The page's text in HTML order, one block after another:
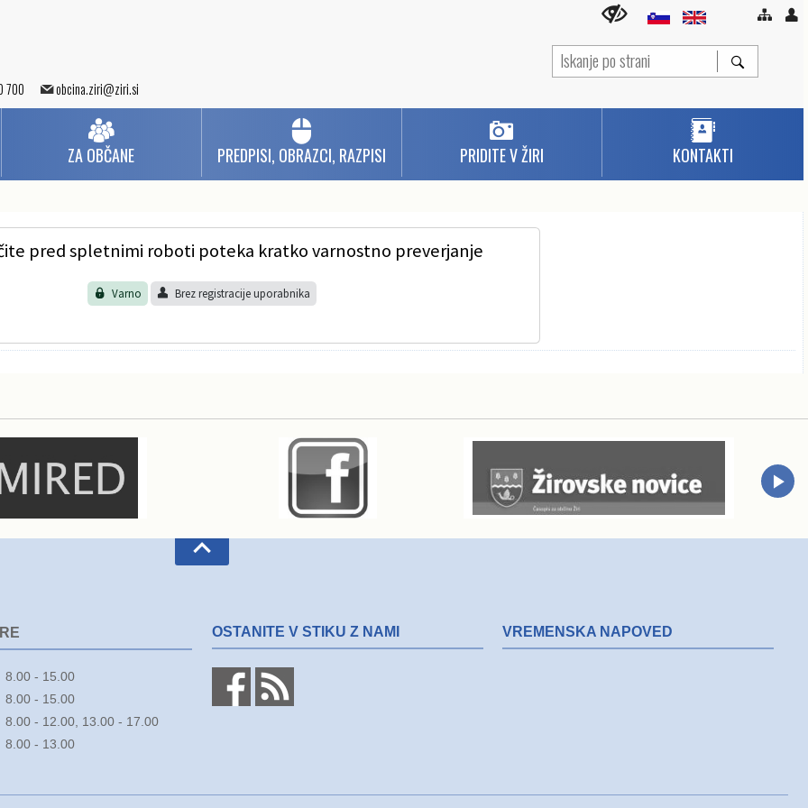
700 obcina.ziri@ziri.si
ZA OBČANE PREDPISI, OBRAZCI, RAZPISI PRIDITE V ŽIRI KONTAKTI
pred spletnimi roboti poteka kratko varnostno preverjanje
Varno Brez registracije uporabnika
8.00 - 15.00
8.00 - 15.00
8.00 - 12.00, 13.00 - 17.00
8.00 - 13.00
OSTANITE V STIKU Z NAMI VREMENSKA NAPOVED